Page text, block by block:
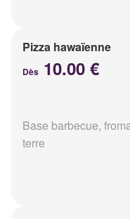
Pizza hawaïenne
Dès 10.00 €
Base barbecue,
terre